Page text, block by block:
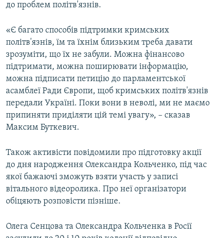
до проблем політв'язнів.
«Є багато способів підтримки кримських
політв'язнів, їм та їхнім близьким треба давати
зрозуміти, що їх не забули. Можна фінансово
підтримати, можна поширювати інформацію,
можна підписати петицію до парламентської
асамблеї Ради Європи, щоб кримських політв'язнів
передали Україні. Поки вони в неволі, ми не маємо
припиняти приділяти цій темі увагу», – сказав
Максим Буткевич.
Також активісти повідомили про підготовку акції
до дня народження Олександра Кольченко, під час
якої бажаючі зможуть взяти участь у записі
вітального відеоролика. Про неї організатори
обіцяють розповісти пізніше.
Олега Сенцова та Олександра Кольченка в Росії